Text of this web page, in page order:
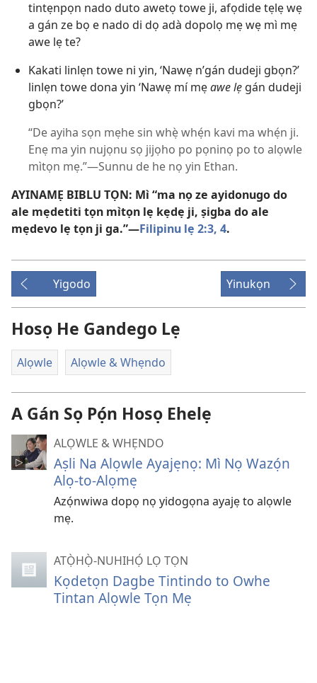
tintẹnpọn nado duto awetọ towe ji, afọdide tẹlẹ wẹ
a gán ze bọ e nado di dọ adà dopolọ mẹ wẹ mì mẹ
awe lẹ te?
Kakati linlẹn towe ni yin, ‘Nawẹ n’gán dudeji gbọn?’
linlẹn towe dona yin ‘Nawẹ mí mẹawe lẹ gán dudeji
gbọn?’
“De ayiha sọn mẹhe sin whẹ̀ whẹ́n kavi ma whẹ́n ji.
Enẹ ma yin nujọnu sọ jijọho po pọninọ po to alọwle
mìtọn mẹ.”​—Sunnu de he nọ yin Ethan.
AYINAMẸ BIBLU TỌN: Mì “ma nọ ze ayidonugo do
ale mẹdetiti tọn mìtọn lẹ kẹdẹ ji, ṣigba do ale
mẹdevo lẹ tọn ji ga.”​—Filipinu lẹ 2:3, 4.
Yigodo Yinukọn
Hosọ He Gandego Lẹ
Alọwle Alọwle & Whẹndo
A Gán Sọ Pọ́n Hosọ Ehelẹ
ALỌWLE & WHẸNDO
Aṣli Na Alọwle Ayajẹnọ: Mì Nọ Wazọ́n
Alọ-to-Alọmẹ
Azọ́nwiwa dopọ nọ yidogọna ayajẹ to alọwle
mẹ.
ATỌ̀HỌ̀-NUHIHỌ́ LỌ TỌN
Kọdetọn Dagbe Tintindo to Owhe
Tintan Alọwle Tọn Mẹ